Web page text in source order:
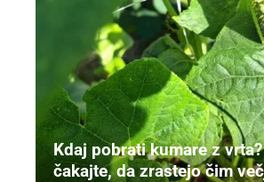
Kdaj pobrati kumare z
čakajte, da zrastejo čim